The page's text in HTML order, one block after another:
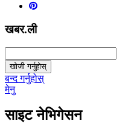
खबर.ली
खोजी गर्नुहोस्
बन्द गर्नुहोस्
मेनु
साइट नेभिगेसन